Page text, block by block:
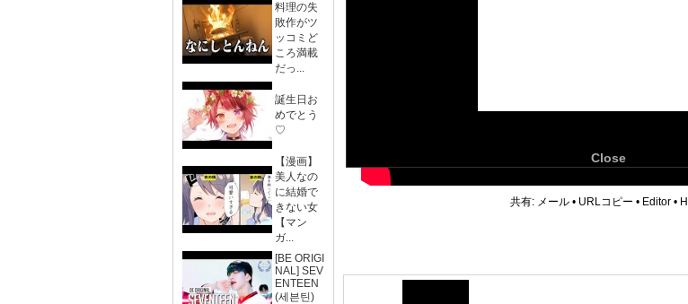
料理の失
敗作がツ
ッコミど
ころ満載
だっ...
誕生日お
めでとう
♡
【漫画】
美人なの
に結婚で
きない女
【マン
ガ...
[BE ORIGI
NAL] SEV
ENTEEN
(세븐틴)
Close
共有: メール • URLコピー • Editor •